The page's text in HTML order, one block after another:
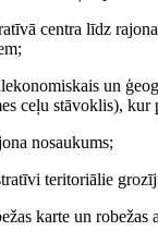
centra līdz
un
ceļu stāvoklis),
nosaukums;
teritoriālie
karte un robežas